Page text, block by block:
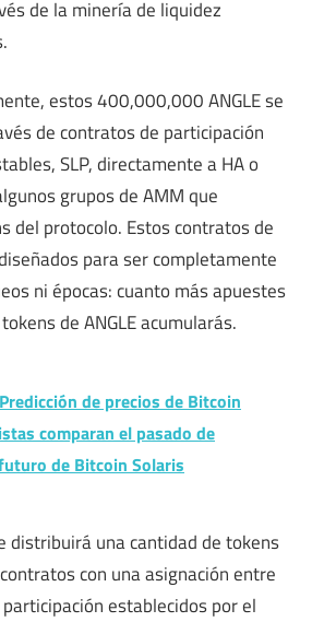
de la minería de liquidez
estos 400,000,000 ANGLE se
de contratos de participación
SLP, directamente a HA o
grupos de AMM que
del protocolo. Estos contratos de
para ser completamente
ni épocas: cuanto más apuestes
de ANGLE acumularás.
Predicción de precios de Bitcoin
comparan el pasado de
de Bitcoin Solaris
distribuirá una cantidad de tokens
con una asignación entre
establecidos por el